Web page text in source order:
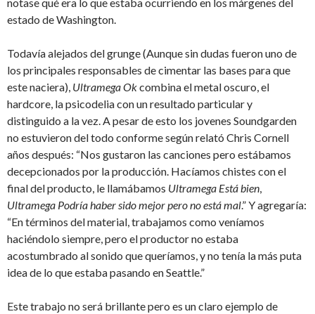
estado de Washington.
Todavía alejados del grunge (Aunque sin dudas fueron uno de
los principales responsables de cimentar las bases para que
este naciera), Ultramega Okcombina el metal oscuro, el
hardcore, la psicodelia con un resultado particular y
distinguido a la vez. A pesar de esto los jovenes Soundgarden
no estuvieron del todo conforme según relató Chris Cornell
años después: “Nos gustaron las canciones pero estábamos
decepcionados por la producción. Hacíamos chistes con el
final del producto, le llamábamos Ultramega Está bien,
Ultramega Podría haber sido mejor pero no está mal.” Y agregaría:
“En términos del material, trabajamos como veníamos
haciéndolo siempre, pero el productor no estaba
acostumbrado al sonido que queríamos, y no tenía la más puta
idea de lo que estaba pasando en Seattle.”
Este trabajo no será brillante pero es un claro ejemplo de